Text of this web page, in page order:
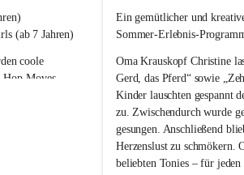
(ab 7 Jahren)
coole
Hop-Moves
g
ö
-
S
t
.
K
a
t
h
Ein gemütlicher und
Sommer-Erlebnis-
Oma Krauskopf Christine
Gerd, das Pferd“ sowie
Kinder lauschten gespannt
zu. Zwischendurch wurde
gesungen. Anschließend
Herzenslust zu schmökern.
beliebten Tonies – für jeden